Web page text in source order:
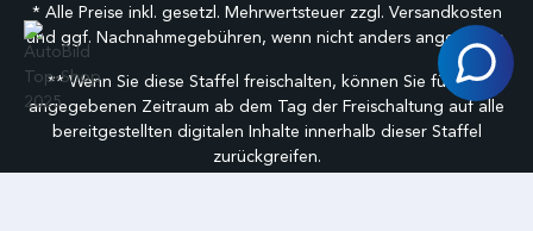
* Alle Preise inkl. gesetzl. Mehrwertsteuer zzgl. Versandkosten
und ggf. Nachnahmegebühren, wenn nicht anders angegeben.
** Wenn Sie diese Staffel freischalten, können Sie für den
angegebenen Zeitraum ab dem Tag der Freischaltung auf alle
bereitgestellten digitalen Inhalte innerhalb dieser Staffel
zurückgreifen.